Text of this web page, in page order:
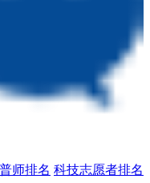
师排名 科技志愿者排名